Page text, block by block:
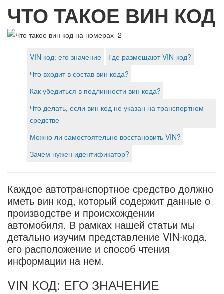
ЧТО ТАКОЕ ВИН КОД
VIN код: его значение
Где размещают VIN-код?
Что входит в состав вин кода?
Как убедиться в подлинности вин кода?
Что делать, если вин код не указан на транспортном
средстве
Можно ли самостоятельно восстановить VIN?
Зачем нужен идентификатор?
Каждое автотранспортное средство должно
иметь вин код, который содержит данные о
производстве и происхождении
автомобиля. В рамках нашей статьи мы
детально изучим представление VIN-кода,
его расположение и способ чтения
информации на нем.
VIN КОД: ЕГО ЗНАЧЕНИЕ